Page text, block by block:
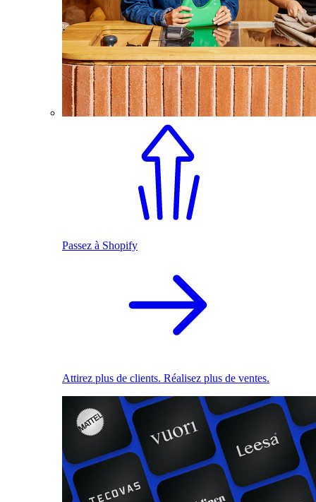
Passez à Shopify
Attirez plus de clients. Réalisez plus de ventes.